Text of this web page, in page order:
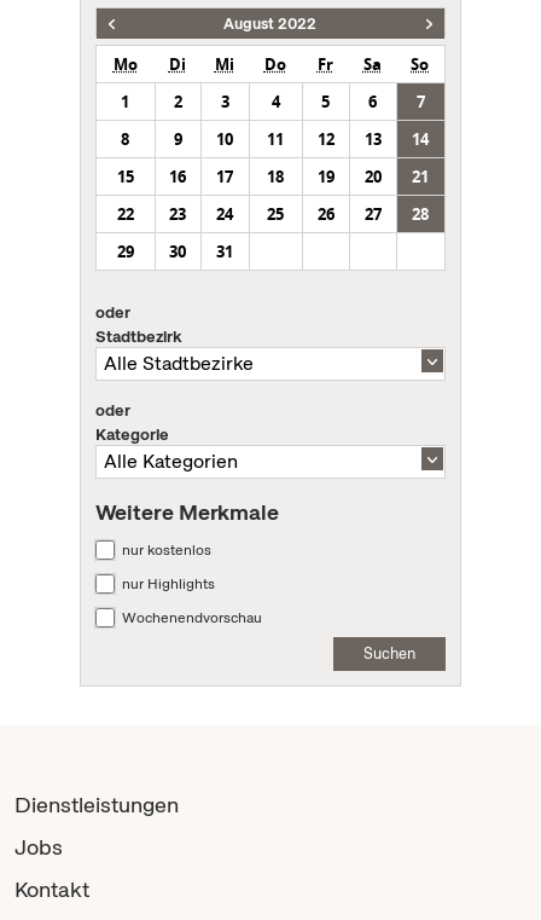
August 2022
Mo Di Mi Do Fr Sa
So
1
2 3 4 5 6
7
8
9 10 11 12 13
14
15
16 17 18 19 20
21
22
23 24 25 26 27
28
29
30 31
oder
Stadtbezirk
oder
Kategorie
Weitere Merkmale
nur kostenlos
nur Highlights
Wochenendvorschau
Suchen
Dienstleistungen
Jobs
Kontakt